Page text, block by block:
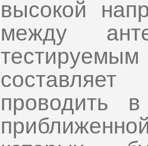
высокой
между
проводить